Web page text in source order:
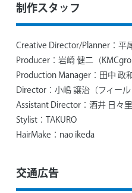
制作スタッフ
Creative Director/Planner： 平
Producer： 岩崎 健二（
Production Manager： 田中 政
Director： 小嶋 譲治（フィール
Assistant Director： 酒井 日々
Stylist：
TAKURO
HairMake： nao ikeda
交通広告